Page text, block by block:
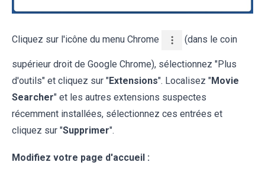
Cliquez sur l'icône du menu Chrome (dans le coin
supérieur droit de Google Chrome), sélectionnez "Plus
d'outils" et cliquez sur "Extensions". Localisez "Movie
Searcher" et les autres extensions suspectes
récemment installées, sélectionnez ces entrées et
cliquez sur "Supprimer".
Modifiez votre page d'accueil :